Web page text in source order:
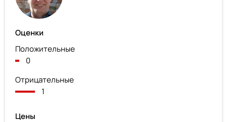
Оценки
Положительные
0
Отрицательные
1
Цены